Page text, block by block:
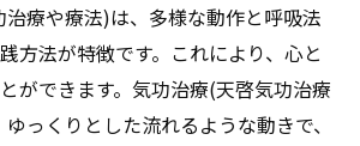
療や療法)は、多様な動作と呼吸法
方法が特徴です。これにより、心と
ができます。気功治療(天啓気功治療
っくりとした流れるような動きで、